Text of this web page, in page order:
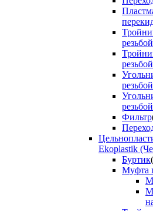
Фильтр
Ekoplastik
Буртик
Муфта